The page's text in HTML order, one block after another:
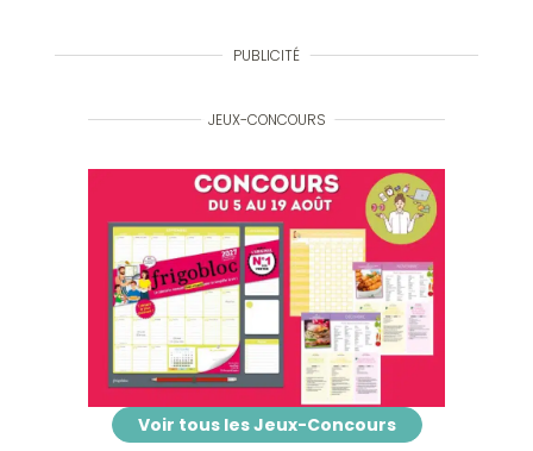
PUBLICITÉ
JEUX-CONCOURS
Voir tous les Jeux-Concours